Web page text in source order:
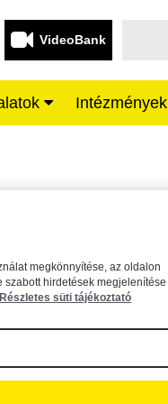
VideoBank
Intézmények
a mezőbe.
megkönnyítése, az oldalon
szabott hirdetések megjelenítése
Részletes süti tájékoztató